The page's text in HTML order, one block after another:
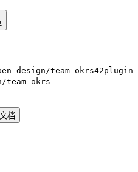
design/team-okrs42plugin
team-okrs
档